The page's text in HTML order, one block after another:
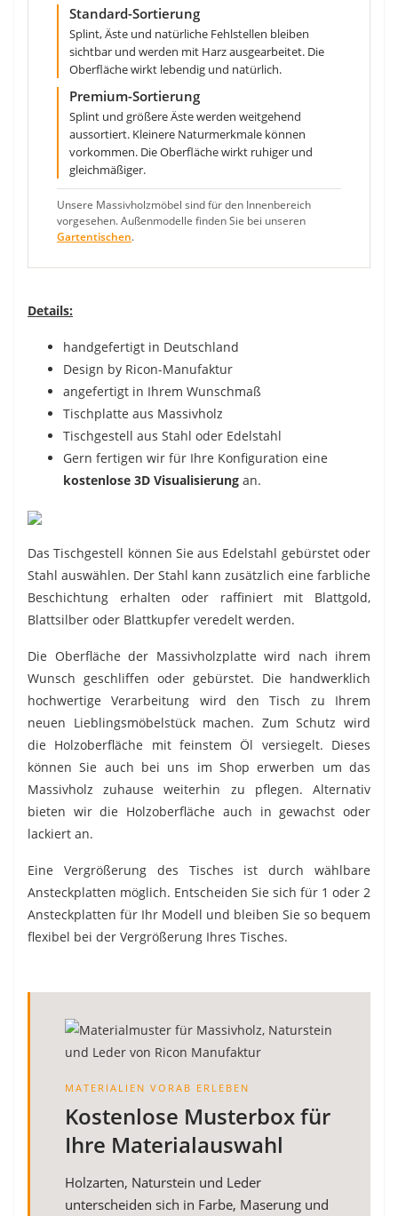
Standard-Sortierung
Splint, Äste und natürliche Fehlstellen bleiben
sichtbar und werden mit Harz ausgearbeitet. Die
Oberfläche wirkt lebendig und natürlich.
Premium-Sortierung
Splint und größere Äste werden weitgehend
aussortiert. Kleinere Naturmerkmale können
vorkommen. Die Oberfläche wirkt ruhiger und
gleichmäßiger.
Unsere Massivholzmöbel sind für den Innenbereich
vorgesehen. Außenmodelle finden Sie bei unseren
Gartentischen.
Details:
handgefertigt in Deutschland
Design by Ricon-Manufaktur
angefertigt in Ihrem Wunschmaß
Tischplatte aus Massivholz
Tischgestell aus Stahl oder Edelstahl
Gern fertigen wir für Ihre Konfiguration eine
kostenlose 3D Visualisierung an.
Das Tischgestell können Sie aus Edelstahl gebürstet oder
Stahl auswählen. Der Stahl kann zusätzlich eine farbliche
Beschichtung erhalten oder raffiniert mit Blattgold,
Blattsilber oder Blattkupfer veredelt werden.
Die Oberfläche der Massivholzplatte wird nach ihrem
Wunsch geschliffen oder gebürstet. Die handwerklich
hochwertige Verarbeitung wird den Tisch zu Ihrem
neuen Lieblingsmöbelstück machen. Zum Schutz wird
die Holzoberfläche mit feinstem Öl versiegelt. Dieses
können Sie auch bei uns im Shop erwerben um das
Massivholz zuhause weiterhin zu pflegen. Alternativ
bieten wir die Holzoberfläche auch in gewachst oder
lackiert an.
Eine Vergrößerung des Tisches ist durch wählbare
Ansteckplatten möglich. Entscheiden Sie sich für 1 oder 2
Ansteckplatten für Ihr Modell und bleiben Sie so bequem
flexibel bei der Vergrößerung Ihres Tisches.
MATERIALIEN VORAB ERLEBEN
Kostenlose Musterbox für
Ihre Materialauswahl
Holzarten, Naturstein und Leder
unterscheiden sich in Farbe, Maserung und